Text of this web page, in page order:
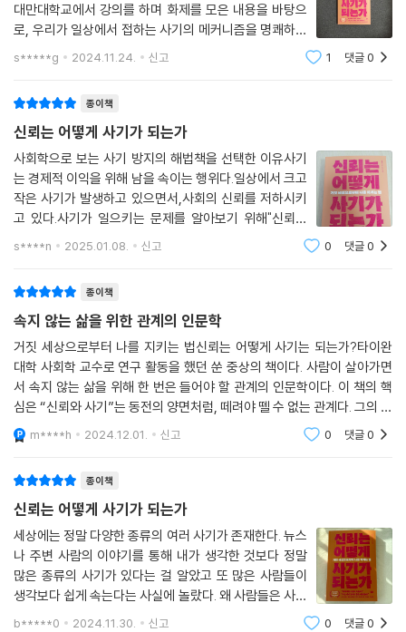
대만대학교에서 강의를 하며 화제를 모은 내용을 바탕으
로, 우리가 일상에서 접하는 사기의 메커니즘을 명쾌하게
설명한다. 책의 부제인 '거짓 세상으로부터 나를 지키는
법'이 말하듯, 현대 사회에서 신뢰와 사기는 종종 매우 미
s*****g 2024.11.24. 신고 1 댓글0
종이책
신뢰는 어떻게 사기가 되는가
사회학으로 보는 사기 방지의 해법책을 선택한 이유사기
는 경제적 이익을 위해 남을 속이는 행위다.일상에서 크고
작은 사기가 발생하고 있으면서,사회의 신뢰를 저하시키
고 있다.사기가 일으키는 문제를 알아보기 위해"신뢰는
어떻게 사기가 되는가"를 선택한다."신뢰는 어떻게 사기
s****n 2025.01.08. 신고 0 댓글0
종이책
속지 않는 삶을 위한 관계의 인문학
거짓 세상으로부터 나를 지키는 법신뢰는 어떻게 사기는 되는가?타이완
대학 사회학 교수로 연구 활동을 했던 쑨 중상의 책이다. 사람이 살아가면
서 속지 않는 삶을 위해 한 번은 들어야 할 관계의 인문학이다. 이 책의 핵
심은 “신뢰와 사기”는 동전의 양면처럼, 떼려야 뗄 수 없는 관계다. 그의 문
제의식은 “왜 똑똑한 사람도 속을까?”, “나는 사기 당하기 좋은 사람일
까?”라는 단
m****h 2024.12.01. 신고 0 댓글0
종이책
신뢰는 어떻게 사기가 되는가
세상에는 정말 다양한 종류의 여러 사기가 존재한다. 뉴스
나 주변 사람의 이야기를 통해 내가 생각한 것보다 정말
많은 종류의 사기가 있다는 걸 알았고 또 많은 사람들이
생각보다 쉽게 속는다는 사실에 놀랐다. 왜 사람들은 사기
를 당할까? 그 사람들이 바보라서? 아니면 사기꾼들이 너
b*****0 2024.11.30. 신고 0 댓글0